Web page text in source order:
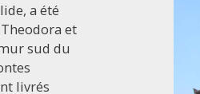
a été
et
sud du
livrés